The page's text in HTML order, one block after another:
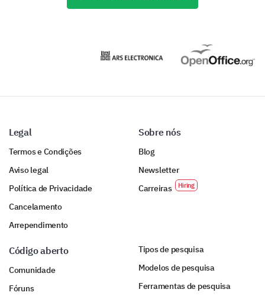
Legal
Termos e Condições
Aviso legal
Política de Privacidade
Cancelamento
Arrependimento
Sobre nós
Blog
Newsletter
Carreiras
Código aberto
Comunidade
Fóruns
Tipos de pesquisa
Modelos de pesquisa
Ferramentas de pesquisa